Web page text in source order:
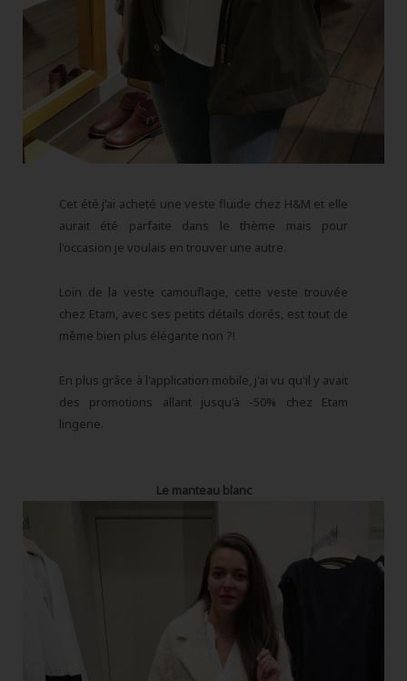
Cet été j'ai acheté une veste fluide chez H&M et elle
aurait été parfaite dans le thème mais pour
l'occasion je voulais en trouver une autre.
Loin de la veste camouflage, cette veste trouvée
chez Etam, avec ses petits détails dorés, est tout de
même bien plus élégante non ?!
En plus grâce à l'application mobile, j'ai vu qu'il y avait
des promotions allant jusqu'à -50% chez Etam
lingerie.
Le manteau blanc